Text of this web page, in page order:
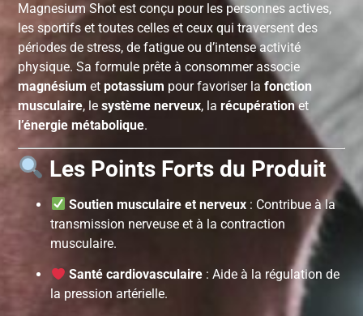
Magnesium Shot est conçu pour les personnes actives,
les sportifs et toutes celles et ceux qui traversent des
périodes de stress, de fatigue ou d’intense activité
physique. Sa formule prête à consommer associe
magnésium etpotassium pour favoriser lafonction
musculaire, lesystème nerveux, larécupérationet
l’énergie métabolique.
Les Points Forts du Produit
Soutien musculaire et nerveux: Contribue à la
transmission nerveuse et à la contraction
musculaire.
Santé cardiovasculaire: Aide à la régulation de
la pression artérielle.